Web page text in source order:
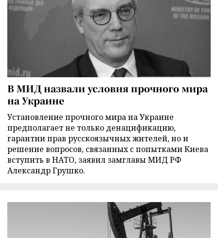
В МИД назвали условия прочного мира
на Украине
Установление прочного мира на Украине
предполагает не только денацификацию,
гарантии прав русскоязычных жителей, но и
решение вопросов, связанных с попытками Киева
вступить в НАТО, заявил замглавы МИД РФ
Александр Грушко.